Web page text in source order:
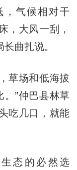
，气候相对干
，大风一刮，
曲扎说。
草场和低海拔
”仲巴县林草
吃几口，就能
态的必然选